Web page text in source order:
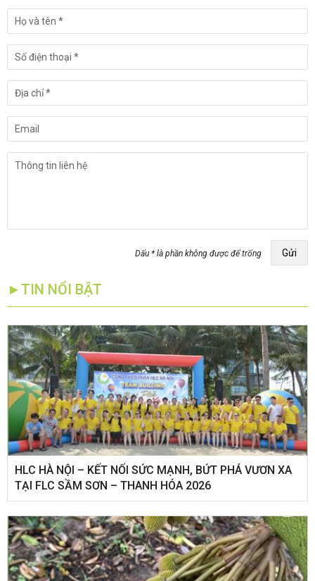
Dấu * là phần không được để trống Gửi
►TIN NỔI BẬT
HLC HÀ NỘI – KẾT NỐI SỨC MẠNH, BỨT PHÁ VƯƠN XA
TẠI FLC SẦM SƠN – THANH HÓA 2026